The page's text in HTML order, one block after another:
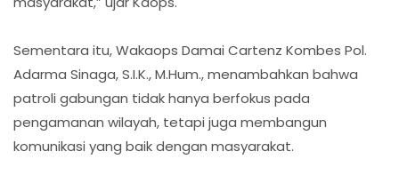
Sementara itu, Wakaops Damai Cartenz Kombes Pol.
Adarma Sinaga, S.I.K., M.Hum., menambahkan bahwa
patroli gabungan tidak hanya berfokus pada
pengamanan wilayah, tetapi juga membangun
komunikasi yang baik dengan masyarakat.